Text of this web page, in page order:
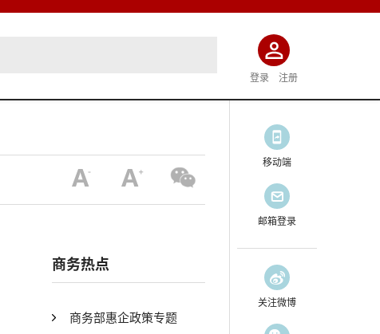
登录 注册
商务热点
商务部惠企政策专题
移动端
邮箱登录
关注微博